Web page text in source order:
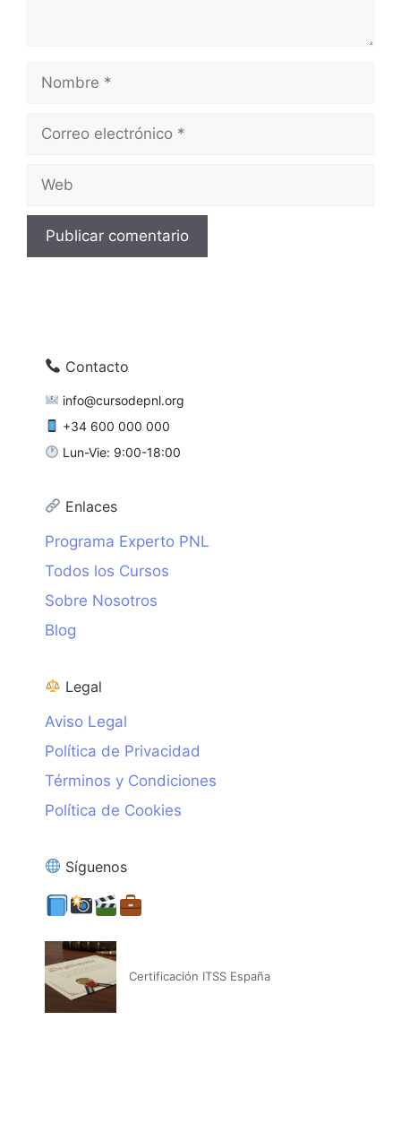
electrónico
Contacto
info@cursodepnl.org
+34 600 000 000
Lun-Vie: 9:00-18:00
Enlaces
Programa Experto PNL
Todos los Cursos
Sobre Nosotros
Blog
Legal
Aviso Legal
Política de Privacidad
Términos y Condiciones
Política de Cookies
Síguenos
Certificación ITSS España